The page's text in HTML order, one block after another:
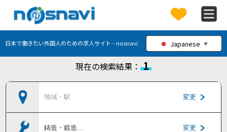
日本で働きたい外国人のための求人サイト - nosnavi Japanese ▼
現在の検索結果： 1
地域・駅 変更
鋳造・鍛造... 変更